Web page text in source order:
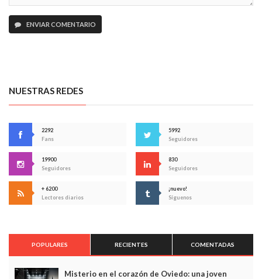
ENVIAR COMENTARIO
NUESTRAS REDES
2292
Fans
5992
Seguidores
19900
Seguidores
830
Seguidores
+ 6200
Lectores diarios
¡nuevo!
Síguenos
POPULARES RECIENTES COMENTADAS
Misterio en el corazón de Oviedo: una joven